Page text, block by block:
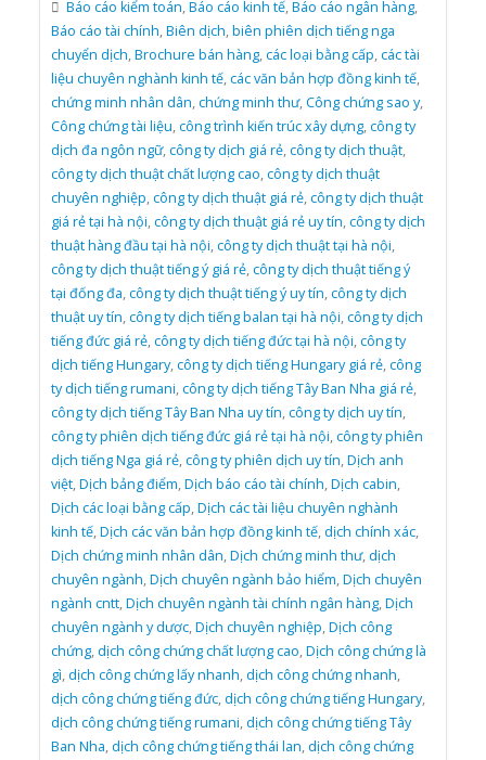
Báo cáo kiểm toán,Báo cáo kinh tế,Báo cáo ngân hàng,
Báo cáo tài chính,Biên dịch,biên phiên dịch tiếng nga
chuyển dịch,Brochure bán hàng,các loại bằng cấp,các tài
liệu chuyên nghành kinh tế,các văn bản hợp đồng kinh tế,
chứng minh nhân dân,chứng minh thư,Công chứng sao y,
Công chứng tài liệu,công trình kiến trúc xây dựng,công ty
dịch đa ngôn ngữ,công ty dịch giá rẻ,công ty dịch thuật,
công ty dịch thuật chất lượng cao,công ty dịch thuật
chuyên nghiệp,công ty dịch thuật giá rẻ,công ty dịch thuật
giá rẻ tại hà nội,công ty dịch thuật giá rẻ uy tín,công ty dịch
thuật hàng đầu tại hà nội,công ty dịch thuật tại hà nội,
công ty dịch thuật tiếng ý giá rẻ,công ty dịch thuật tiếng ý
tại đống đa,công ty dịch thuật tiếng ý uy tín,công ty dịch
thuật uy tín,công ty dịch tiếng balan tại hà nội,công ty dịch
tiếng đức giá rẻ,công ty dịch tiếng đức tại hà nội,công ty
dịch tiếng Hungary,công ty dịch tiếng Hungary giá rẻ,công
ty dịch tiếng rumani,công ty dịch tiếng Tây Ban Nha giá rẻ,
công ty dịch tiếng Tây Ban Nha uy tín,công ty dịch uy tín,
công ty phiên dịch tiếng đức giá rẻ tại hà nội,công ty phiên
dịch tiếng Nga giá rẻ,công ty phiên dịch uy tín,Dịch anh
việt,Dịch bảng điểm,Dịch báo cáo tài chính,Dịch cabin,
Dịch các loại bằng cấp,Dịch các tài liệu chuyên nghành
kinh tế,Dịch các văn bản hợp đồng kinh tế,dịch chính xác,
Dịch chứng minh nhân dân,Dịch chứng minh thư,dịch
chuyên ngành,Dịch chuyên ngành bảo hiểm,Dịch chuyên
ngành cntt,Dịch chuyên ngành tài chính ngân hàng,Dịch
chuyên ngành y dược,Dịch chuyên nghiệp,Dịch công
chứng,dịch công chứng chất lượng cao,Dịch công chứng là
gì,dịch công chứng lấy nhanh,dịch công chứng nhanh,
dịch công chứng tiếng đức,dịch công chứng tiếng Hungary,
dịch công chứng tiếng rumani,dịch công chứng tiếng Tây
Ban Nha,dịch công chứng tiếng thái lan,dịch công chứng